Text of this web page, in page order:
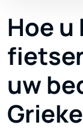
Hoe
uw